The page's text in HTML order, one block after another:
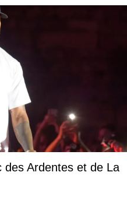
des Ardentes et de La